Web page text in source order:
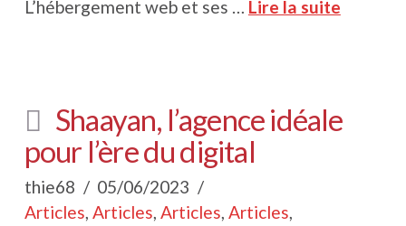
L’hébergement web et ses … Lire la suite
Shaayan, l’agence idéale
pour l’ère du digital
thie68
05/06/2023
Articles, Articles, Articles, Articles,